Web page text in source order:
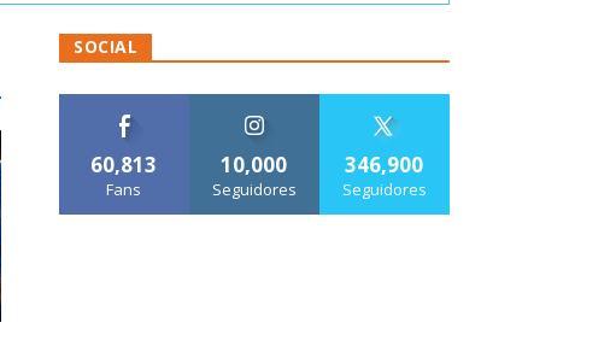
SOCIAL
60,813
Fans
10,000
Seguidores
346,900
Seguidores